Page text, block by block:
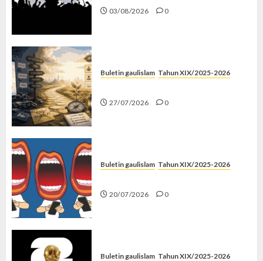
03/08/2026 0
Buletin gaulislam Tahun XIX/2025-2026
27/07/2026 0
Buletin gaulislam Tahun XIX/2025-2026
20/07/2026 0
Buletin gaulislam Tahun XIX/2025-2026